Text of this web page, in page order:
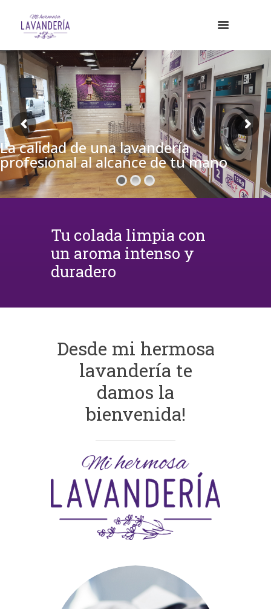
La calidad de una lavandería
profesional al alcance de tu mano
Tu colada limpia con
un aroma intenso y
duradero
Desde mi hermosa
lavandería te
damos la
bienvenida!